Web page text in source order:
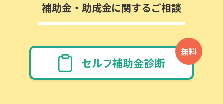
補助金・助成金に関するご相談
無料
セルフ補助金診断